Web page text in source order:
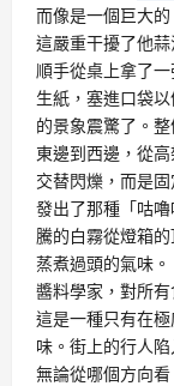
而像是一個巨大
這嚴重干擾了他
順手從桌上拿了
生紙，塞進口袋
的景象震驚了。
東邊到西邊，從
交替閃爍，而是
發出了那種「咕
騰的白霧從燈箱
蒸煮過頭的氣味
醬料學家，對所
這是一種只有在
味。街上的行人
無論從哪個方向